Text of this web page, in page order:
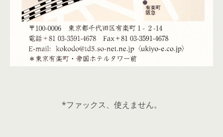
*ファックス、使えません。